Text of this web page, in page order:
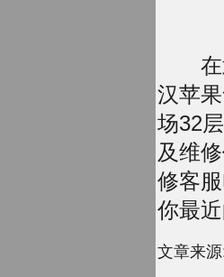
在武
汉苹
场32
及维
修客
你最
文章来